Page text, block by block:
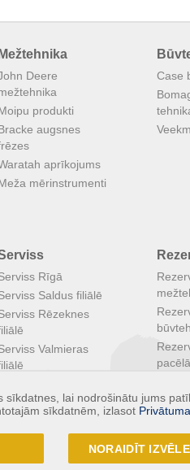
Mežtehnika
Deere
produkti
augsnes
aprīkojums
mērinstrumenti
Case
Rīgā
Saldus filiālē
Rēzeknes
Valmieras
sīkdatnes, lai nodrošinātu jums
sīkdatnēm, izlasot
NORAIDĪT